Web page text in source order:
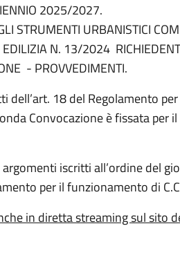
2025/2027.
STRUMENTI URBANISTICI
N. 13/2024
- PROVVEDIMENTI.
dell’art. 18 del Regolamento
Convocazione è fissata per
iscritti all’ordine del
per il funzionamento di
in diretta streaming sul sito